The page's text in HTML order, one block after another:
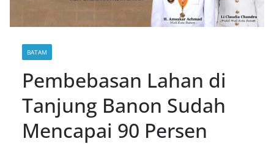
BATAM
Pembebasan Lahan di
Tanjung Banon Sudah
Mencapai 90 Persen